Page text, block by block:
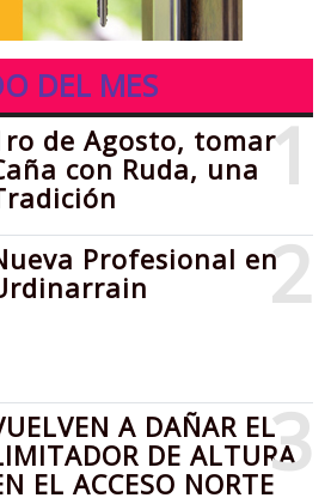
DEL MES
1
de Agosto, tomar
con Ruda, una
2
Profesional en
3
A DAÑAR EL
DE ALTURA
EL ACCESO NORTE